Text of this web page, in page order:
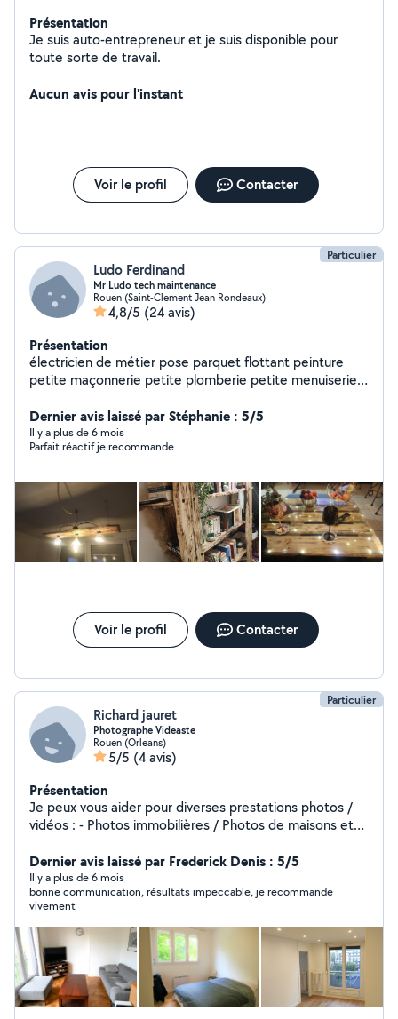
Présentation
Je suis auto-entrepreneur et je suis disponible pour
toute sorte de travail.
Aucun avis pour l'instant
Voir le profil Contacter
Particulier
Ludo Ferdinand
Mr Ludo tech maintenance
Rouen (Saint-Clement Jean Rondeaux)
4,8/5 (24 avis)
Présentation
électricien de métier pose parquet flottant peinture
petite maçonnerie petite plomberie petite menuiserie
porte de garage Interphone Pose d'étagère la liste est
longue ..... J'ai la charge d'entretenir 3 magasins . a
bientôt peut etre Cordialement Ludo
Dernier avis laissé par Stéphanie : 5/5
Il y a plus de 6 mois
Parfait réactif je recommande
Voir le profil Contacter
Particulier
Richard jauret
Photographe Videaste
Rouen (Orleans)
5/5 (4 avis)
Présentation
Je peux vous aider pour diverses prestations photos /
vidéos : - Photos immobilières / Photos de maisons et
extérieur - Retouche Photos - Montage Vidéos .
Dernier avis laissé par Frederick Denis : 5/5
Il y a plus de 6 mois
bonne communication, résultats impeccable, je recommande
vivement